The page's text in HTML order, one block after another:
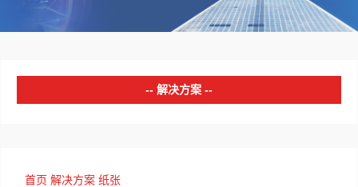
解决方案
首页 解决方案 纸张